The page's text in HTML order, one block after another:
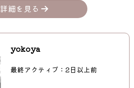
詳細を見る
yokoya
最終アクティブ：2日以上前